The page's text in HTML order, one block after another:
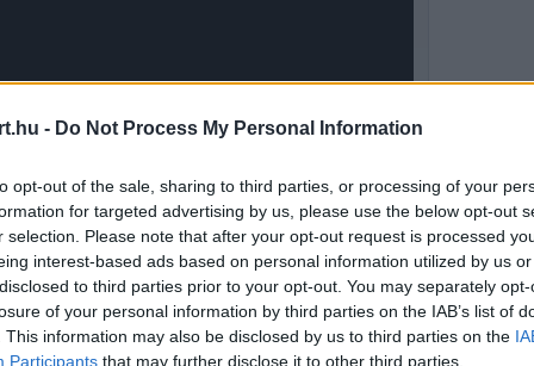
- Do Not Process My Personal Information
opt-out of the sale, sharing to third parties, or processing of your
for targeted advertising by us, please use the below opt-out
selection. Please note that after your opt-out request is processed
interest-based ads based on personal information utilized by us
to third parties prior to your opt-out. You may separately
of your personal information by third parties on the IAB’s list of
This information may also be disclosed by us to third parties on the
Participants that may further disclose it to other third parties.
vigyázniuk kellett az autó bizonyos
ideig csúcssebességgel haladsz,
– vezette fel gondolatmenetét a